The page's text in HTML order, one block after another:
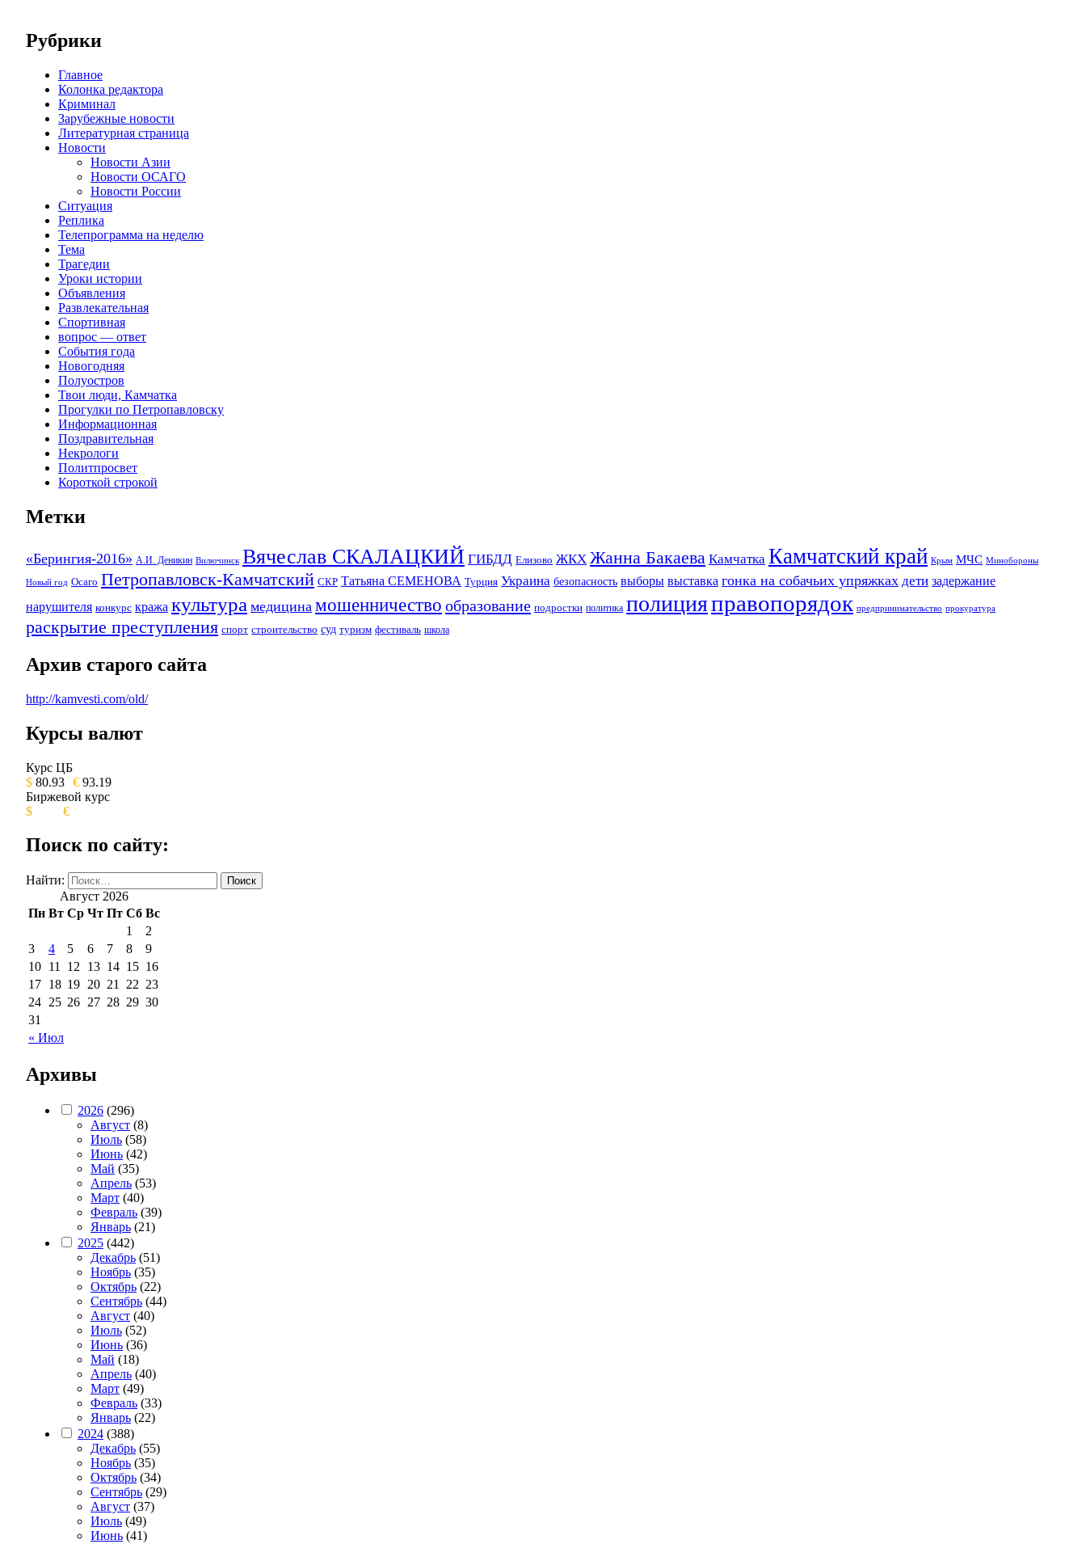
Рубрики
Главное
Колонка редактора
Криминал
Зарубежные новости
Литературная страница
Новости
Новости Азии
Новости ОСАГО
Новости России
Ситуация
Реплика
Телепрограмма на неделю
Тема
Трагедии
Уроки истории
Объявления
Развлекательная
Спортивная
вопрос — ответ
События года
Новогодняя
Полуостров
Твои люди, Камчатка
Прогулки по Петропавловску
Информационная
Поздравительная
Некрологи
Политпросвет
Короткой строкой
Метки
«Берингия-2016» А.И. Деникин Вилючинск Вячеслав СКАЛАЦКИЙ ГИБДД Елизово ЖКХ Жанна Бакаева Камчатка Камчатский край Крым МЧС Минобороны
Новый год Осаго Петропавловск-Камчатский СКР Татьяна СЕМЕНОВА Турция Украина безопасность выборы выставка гонка на собачьих упряжках дети задержание
нарушителя конкурс кража культура медицина мошенничество образование подростки политика полицияправопорядок предпринимательство прокуратура
раскрытие преступления спорт строительство суд туризм фестиваль школа
Архив старого сайта
http://kamvesti.com/old/
ОБЩЕСТВЕННО-ПОЛИТИЧЕСКОЕ ИЗДАНИЕ КАМЧАТСКОГО КРАЯ.
Курсы валют
Курс ЦБ
$ 80.93 € 93.19
Биржевой курс
$
€
Поиск по сайту:
Найти:
Август 2026
Пн Вт Ср Чт Пт Сб Вс
« Июл
1
2
3
4 5 6 7 8
9
10 11 12 13 14 15 16
17 18 19 20 21 22 23
24 25 26 27 28 29 30
31
Архивы
2026 (296)
Август (8)
Июль (58)
Июнь (42)
Май (35)
Апрель (53)
Март (40)
Февраль (39)
Январь (21)
2025 (442)
Декабрь (51)
Ноябрь (35)
Октябрь (22)
Сентябрь (44)
Август (40)
Июль (52)
Июнь (36)
Май (18)
Апрель (40)
Март (49)
Февраль (33)
Январь (22)
2024 (388)
Декабрь (55)
Ноябрь (35)
Октябрь (34)
Сентябрь (29)
Август (37)
Июль (49)
Июнь (41)